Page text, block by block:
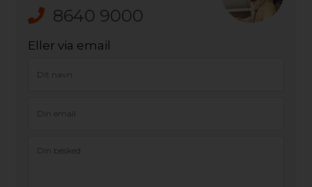
8640 9000
Eller via email